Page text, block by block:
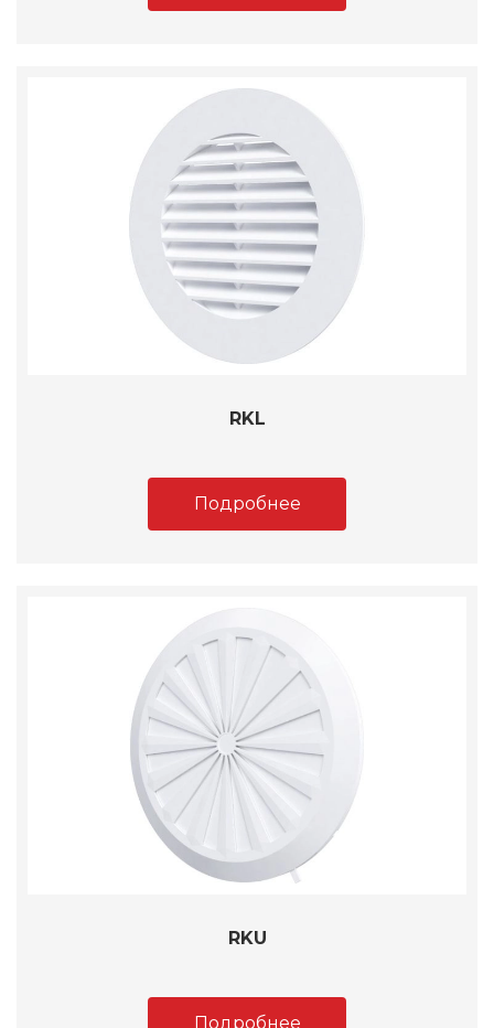
RKL
Подробнее
RKU
Подробнее